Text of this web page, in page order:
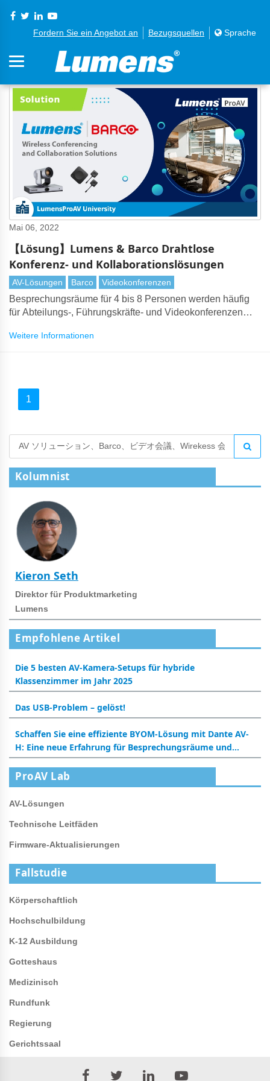
Fordern Sie ein Angebot an Bezugsquellen Sprache
Mai 06, 2022
【Lösung】Lumens & Barco Drahtlose
Konferenz- und Kollaborationslösungen
AV-Lösungen Barco Videokonferenzen
Besprechungsräume für 4 bis 8 Personen werden häufig
für Abteilungs-, Führungskräfte- und Videokonferenzen
das Problem des automatischen Umschaltens zwischen
Weitere Informationen
1
Kolumnist
Kieron Seth
Direktor für Produktmarketing
Lumens
Empfohlene Artikel
Die 5 besten AV-Kamera-Setups für hybride
Klassenzimmer im Jahr 2025
Das USB-Problem – gelöst!
Schaffen Sie eine effiziente BYOM-Lösung mit Dante AV-
H: Eine neue Erfahrung für Besprechungsräume und
Klassenzimmer
ProAV Lab
AV-Lösungen
Technische Leitfäden
Firmware-Aktualisierungen
Fallstudie
Körperschaftlich
Hochschulbildung
K-12 Ausbildung
Gotteshaus
Medizinisch
Rundfunk
Regierung
Gerichtssaal